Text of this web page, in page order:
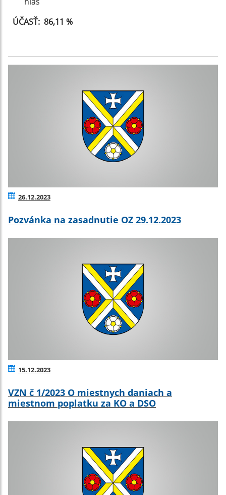
ÚČASŤ: 86,11 %
26.12.2023
Pozvánka na zasadnutie OZ 29.12.2023
15.12.2023
VZN č 1/2023 O miestnych daniach a
miestnom poplatku za KO a DSO